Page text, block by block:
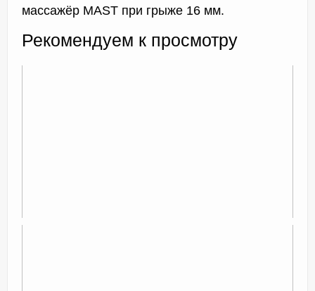
массажёр MAST при грыже 16 мм.
Рекомендуем к просмотру